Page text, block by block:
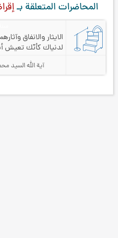
المحاضرات المتعلقة بـ
الايثار والانفاق
لدنياك كأنّك تعيش
آية الله السيد